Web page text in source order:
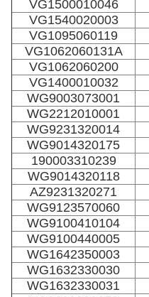
VG1500010046
VG1540020003
VG1095060119
VG1062060131A
VG1062060200
VG1400010032
WG9003073001
WG2212010001
WG9231320014
WG9014320175
190003310239
WG9014320118
AZ9231320271
WG9123570060
WG9100410104
WG9100440005
WG1642350003
WG1632330030
WG1632330031